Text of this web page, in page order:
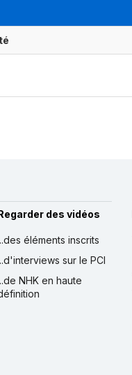
des vidéos
éléments inscrits
sur le PCI
NHK en haute